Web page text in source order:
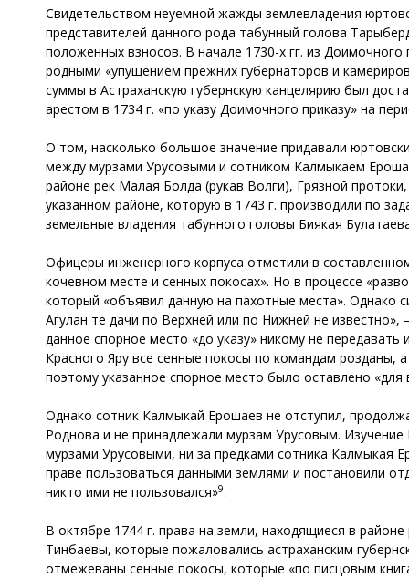
Свидетельством неуемной жажды землевладения
представителей данного рода табунный голова
положенных взносов. В начале 1730-х гг. из
родными «упущением прежних губернаторов и
суммы в Астраханскую губернскую канцелярию был
арестом в 1734 г. «по указу Доимочного приказу» на
О том, насколько большое значение придавали
между мурзами Урусовыми и сотником Калмыкаем
районе рек Малая Болда (рукав Волги), Грязной
указанном районе, которую в 1743 г. производили по
земельные владения табунного головы Биякая
Офицеры инженерного корпуса отметили в
кочевном месте и сенных покосах». Но в процессе
который «объявил данную на пахотные места». Однако
Агулан те дачи по Верхней или по Нижней не
данное спорное место «до указу» никому не
Красного Яру все сенные покосы по командам розданы,
поэтому указанное спорное место было оставлено
Однако сотник Калмыкай Ерошаев не отступил,
Роднова и не принадлежали мурзам Урусовым.
мурзами Урусовыми, ни за предками сотника Калмыкая
праве пользоваться данными землями и постановили
никто ими не пользовался»9.
В октябре 1744 г. права на земли, находящиеся в
Тинбаевы, которые пожаловались астраханским
отмежеваны сенные покосы, которые «по писцовым